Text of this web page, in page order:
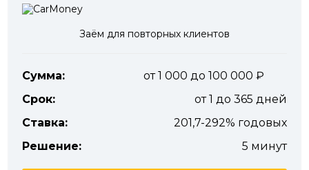
Заём для повторных клиентов
Сумма:
от 1 000 до 100 000
Срок:
от 1 до 365 дней
Ставка:
201,7-292% годовых
Решение:
5 минут